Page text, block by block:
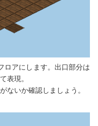
ロアにします。出口部分は
表現。
ないか確認しましょう。